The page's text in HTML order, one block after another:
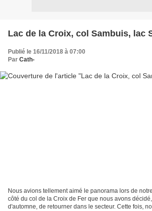
Lac de la Croix, col Sambuis, lac
Publié le 16/11/2018 à 07:00
Par Cath-
Nous avions tellement aimé le panorama lors de
côté du col de la Croix de Fer que nous avons
d'automne, de retourner dans le secteur. Cette fois,